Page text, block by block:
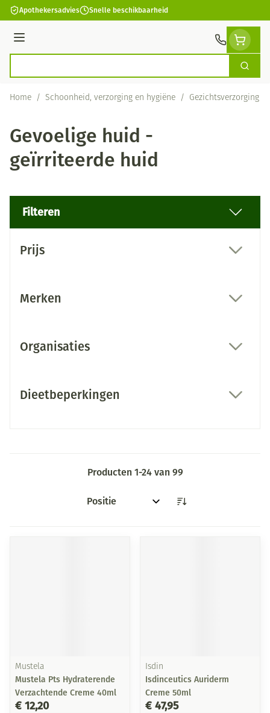
Ga naar de inhoud
Apothekersadvies Snelle beschikbaarheid
Menu
Zoek
Home / Schoonheid, verzorging en hygiëne / Gezichtsverzorging
Gevoelige huid -
geïrriteerde huid
Filteren
Prijs
Merken
Organisaties
Dieetbeperkingen
Producten 1-24van 99
Sorteer op:
Mustela
Mustela Pts Hydraterende
Verzachtende Creme 40ml
€ 12,20
Isdin
Isdinceutics Auriderm
Creme 50ml
€ 47,95